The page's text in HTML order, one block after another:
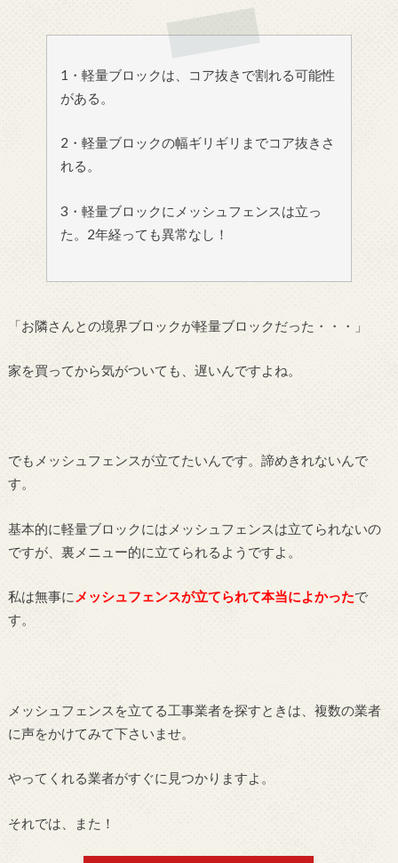
1・軽量ブロックは、コア抜きで割れる可能性
がある。
2・軽量ブロックの幅ギリギリまでコア抜きさ
れる。
3・軽量ブロックにメッシュフェンスは立っ
た。2年経っても異常なし！
「お隣さんとの境界ブロックが軽量ブロックだった・・・」
家を買ってから気がついても、遅いんですよね。
でもメッシュフェンスが立てたいんです。諦めきれないんで
す。
基本的に軽量ブロックにはメッシュフェンスは立てられないの
ですが、裏メニュー的に立てられるようですよ。
私は無事に メッシュフェンスが立てられて本当によかったで
す。
メッシュフェンスを立てる工事業者を探すときは、複数の業者
に声をかけてみて下さいませ。
やってくれる業者がすぐに見つかりますよ。
それでは、また！